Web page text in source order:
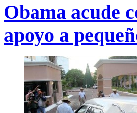
Obama acude
apoyo a